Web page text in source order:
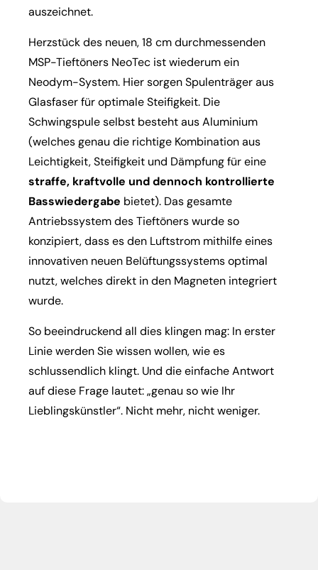
auszeichnet.
Herzstück des neuen, 18 cm durchmessenden
MSP-Tieftöners NeoTec ist wiederum ein
Neodym-System. Hier sorgen Spulenträger aus
Glasfaser für optimale Steifigkeit. Die
Schwingspule selbst besteht aus Aluminium
(welches genau die richtige Kombination aus
Leichtigkeit, Steifigkeit und Dämpfung für eine
straffe, kraftvolle und dennoch kontrollierte
Basswiedergabe bietet). Das gesamte
Antriebssystem des Tieftöners wurde so
konzipiert, dass es den Luftstrom mithilfe eines
innovativen neuen Belüftungssystems optimal
nutzt, welches direkt in den Magneten integriert
wurde.
So beeindruckend all dies klingen mag: In erster
Linie werden Sie wissen wollen, wie es
schlussendlich klingt. Und die einfache Antwort
auf diese Frage lautet: „genau so wie Ihr
Lieblingskünstler“. Nicht mehr, nicht weniger.